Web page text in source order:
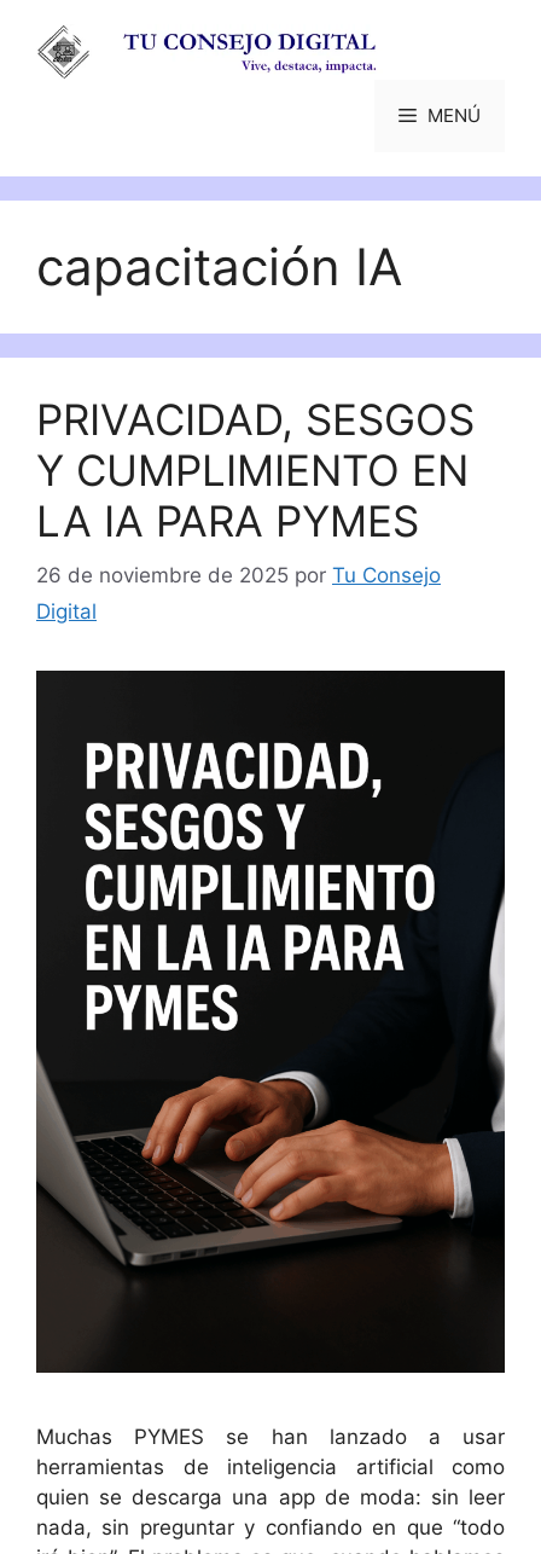
contenido
MENÚ
capacitación IA
PRIVACIDAD, SESGOS
Y CUMPLIMIENTO EN
LA IA PARA PYMES
26 de noviembre de 2025 por Tu Consejo
Digital
Muchas PYMES se han lanzado a usar
herramientas de inteligencia artificial como
quien se descarga una app de moda: sin leer
nada, sin preguntar y confiando en que “todo